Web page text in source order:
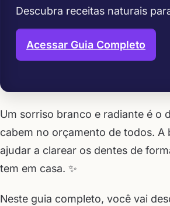
Descubra receitas naturais
Acessar Guia Completo
Um sorriso branco e radiante é o
cabem no orçamento de todos. A
ajudar a clarear os dentes de
tem em casa. ✨
Neste guia completo, você vai